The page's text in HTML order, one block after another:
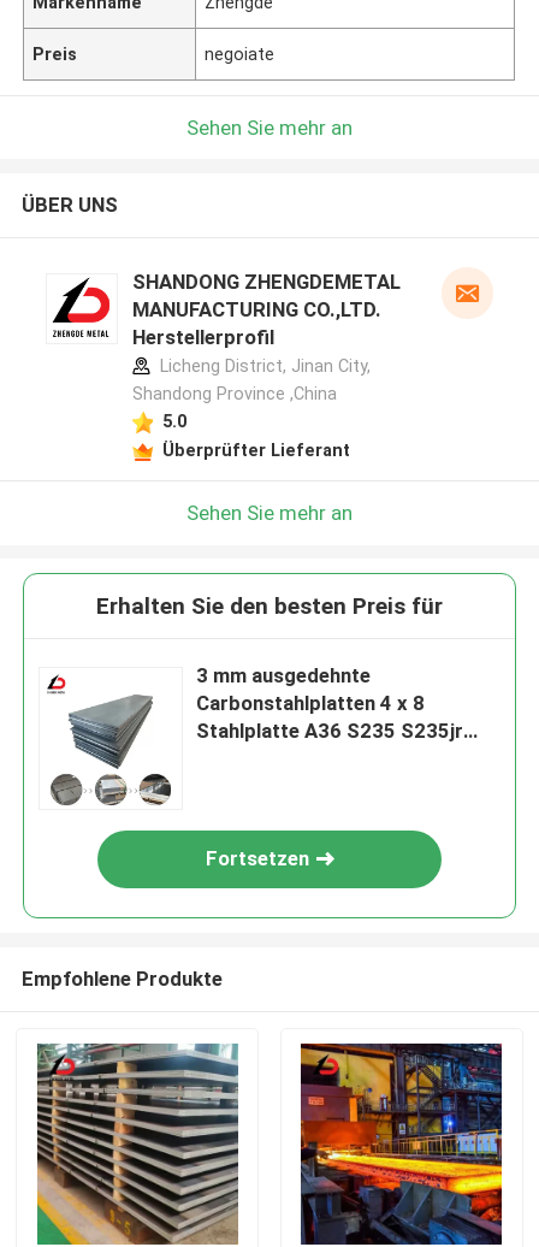
Preis negoiate
Sehen Sie mehr an
ÜBER UNS
SHANDONG ZHENGDEMETAL
MANUFACTURING CO.,LTD.
Herstellerprofil
Licheng District, Jinan City,
Shandong Province ,China
5.0
Überprüfter Lieferant
Sehen Sie mehr an
Erhalten Sie den besten Preis für
3 mm ausgedehnte
Carbonstahlplatten 4 x 8
Stahlplatte A36 S235 S235jr
Fortsetzen
Empfohlene Produkte